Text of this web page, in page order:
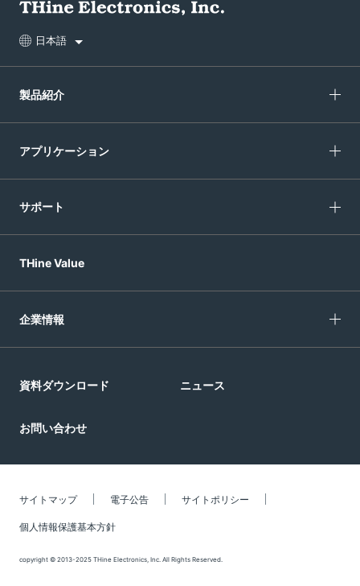
日本語
製品紹介
アプリケーション
サポート
THine Value
企業情報
資料ダウンロード ニュース
お問い合わせ
サイトマップ 電子公告 サイトポリシー
個人情報保護基本方針
copyright © 2013-2025 THine Electronics, Inc. All Rights Reserved.